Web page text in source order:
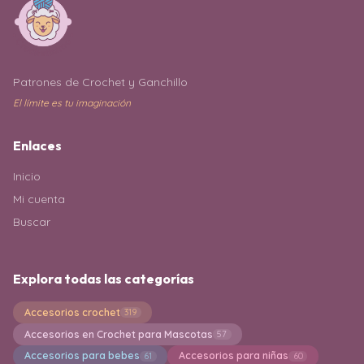
Patrones de Crochet y Ganchillo
El límite es tu imaginación
Enlaces
Inicio
Mi cuenta
Buscar
Explora todas las categorías
Accesorios crochet 319
Accesorios en Crochet para Mascotas 57
Accesorios para bebes 61 Accesorios para niñas 60